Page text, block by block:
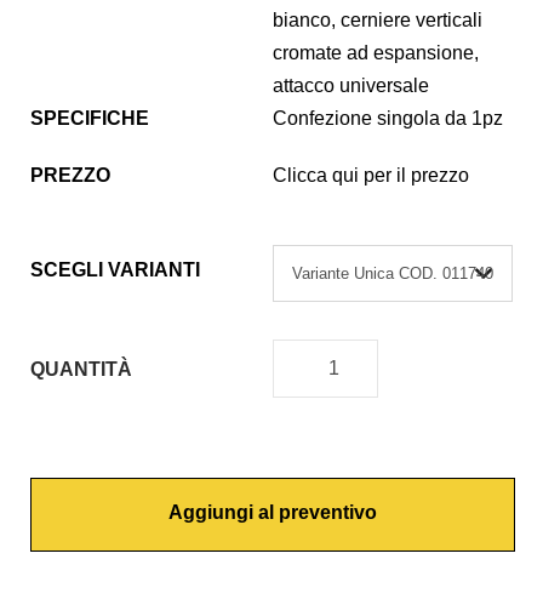
bianco, cerniere verticali
cromate ad espansione,
attacco universale
SPECIFICHE
Confezione singola da 1pz
PREZZO Clicca qui per il prezzo
SCEGLI VARIANTI
QUANTITÀ
C
R
W
Aggiungi al preventivo